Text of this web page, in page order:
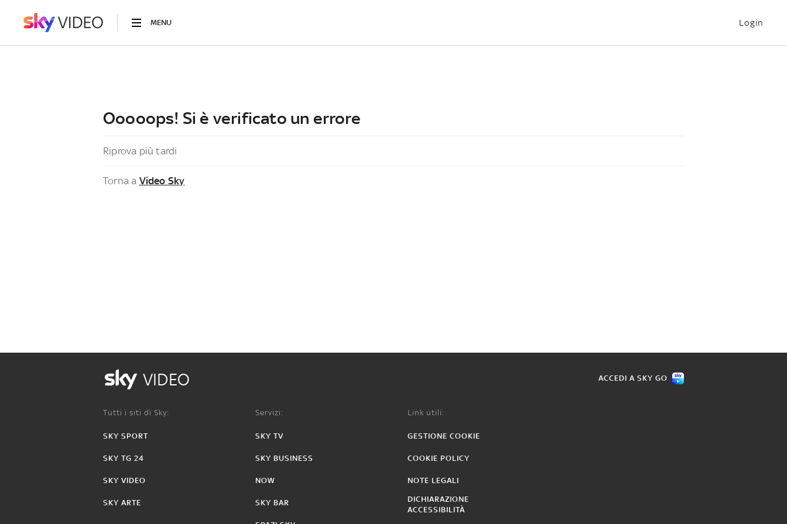
MENU Login
Ooooops! Si è verificato un errore
Riprova più tardi
Torna a Video Sky
VIDEO ACCEDI A SKY GO
Tutti i siti di Sky:
SKY SPORT
SKY TG 24
SKY VIDEO
SKY ARTE
Servizi:
SKY TV
SKY BUSINESS
NOW
SKY BAR
Link utili:
GESTIONE COOKIE
COOKIE POLICY
NOTE LEGALI
DICHIARAZIONE
ACCESSIBILITÀ